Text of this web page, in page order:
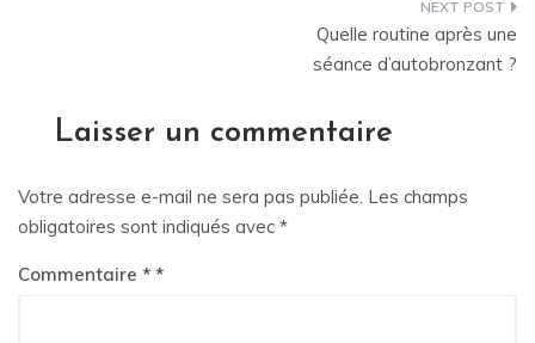
l’article
Quelle routine après une
séance d’autobronzant ?
Laisser un commentaire
Votre adresse e-mail ne sera pas publiée. Les champs
obligatoires sont indiqués avec *
Commentaire *